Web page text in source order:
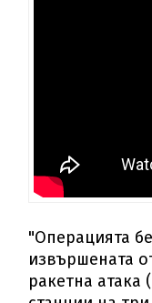
"Операцията
извършената
ракетна